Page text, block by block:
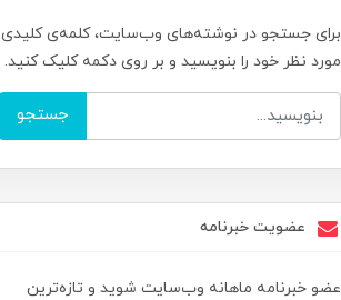
برای جستجو در نوشته‌های وب‌سایت، کلمه‌ی کلیدی
مورد نظر خود را بنویسید و بر روی دکمه کلیک کنید.
جستجو
عضویت خبرنامه
عضو خبرنامه ماهانه وب‌سایت شوید و تازه‌ترین